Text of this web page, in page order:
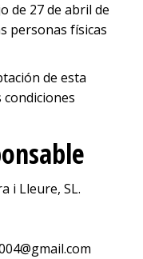
de 27 de abril de
personas físicas
de esta
condiciones
i Lleure, SL.